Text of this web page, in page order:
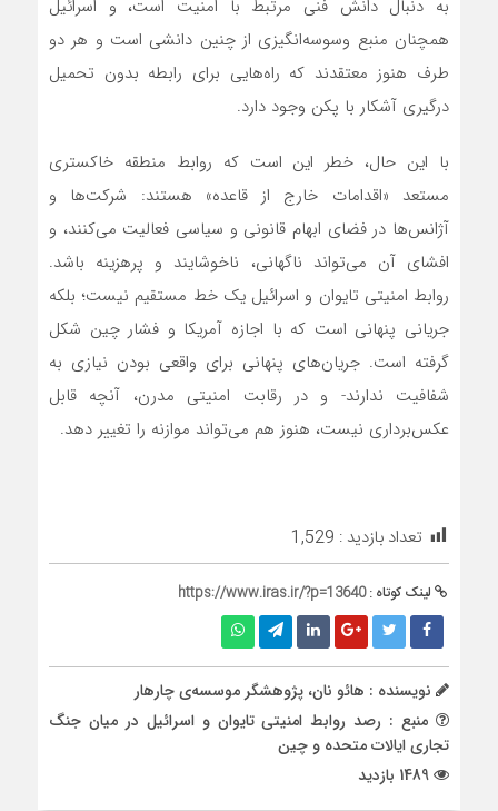
به دنبال دانش فنی مرتبط با امنیت است، و اسرائیل
همچنان منبع وسوسه‌انگیزی از چنین دانشی است و هر دو
طرف هنوز معتقدند که راه‌هایی برای رابطه بدون تحمیل
درگیری آشکار با پکن وجود دارد.
با این حال، خطر این است که روابط منطقه خاکستری
مستعد «اقدامات خارج از قاعده» هستند: شرکت‌ها و
آژانس‌ها در فضای ابهام قانونی و سیاسی فعالیت می‌کنند، و
افشای آن می‌تواند ناگهانی، ناخوشایند و پرهزینه باشد.
روابط امنیتی تایوان و اسرائیل یک خط مستقیم نیست؛ بلکه
جریانی پنهانی است که با اجازه آمریکا و فشار چین شکل
گرفته‌ است. جریان‌های پنهانی برای واقعی بودن نیازی به
شفافیت ندارند- و در رقابت امنیتی مدرن، آنچه قابل
عکس‌برداری نیست، هنوز هم می‌تواند موازنه را تغییر دهد.
تعداد بازدید : 1,529
لینک کوتاه :https://www.iras.ir/?p=13640
نویسنده : هائو نان، پژوهشگر موسسه‌ی چارهار
منبع : رصد روابط امنیتی تایوان و اسرائیل در میان جنگ
تجاری ایالات متحده و چین